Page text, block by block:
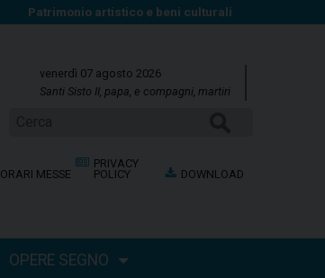
Patrimonio artistico e beni culturali
venerdì 07 agosto 2026
Santi Sisto II, papa, e compagni, martiri
ORARI MESSE
PRIVACY
POLICY
DOWNLOAD
OPERE SEGNO